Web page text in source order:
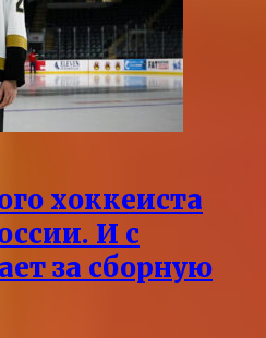
хоккеиста
И с
за сборную